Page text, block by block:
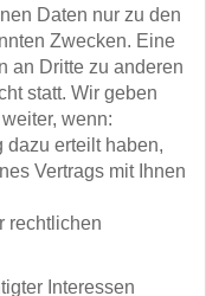
Daten nur zu den
Zwecken. Eine
an Dritte zu anderen
statt. Wir geben
wenn:
erteilt haben,
Vertrags mit Ihnen
rechtlichen
Interessen